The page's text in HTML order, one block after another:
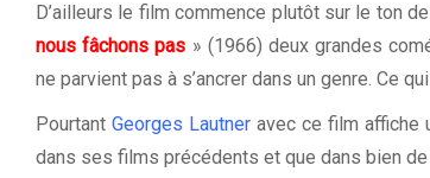
D’ailleurs le film commence plutôt sur le ton
nous fâchons pas » (1966) deux grandes
ne parvient pas à s’ancrer dans un genre. Ce
Pourtant Georges Lautneravec ce film affiche
dans ses films précédents et que dans bien